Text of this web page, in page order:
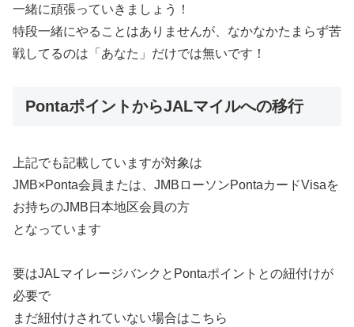
一緒に頑張っていきましょう！
特段一緒にやることはありませんが、なかなかたまらず苦
戦してるのは「あなた」だけでは無いです！
PontaポイントからJALマイルへの移行
上記でも記載していますが対象は
JMB×Ponta会員または、JMBローソンPontaカードVisaを
お持ちのJMB日本地区会員の方
となっています
要はJALマイレージバンクとPontaポイントとの紐付けが
必要で
まだ紐付けされていない場合はこちら